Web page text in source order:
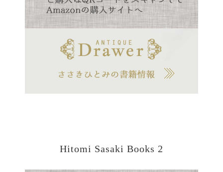
Hitomi Sasaki Books 2